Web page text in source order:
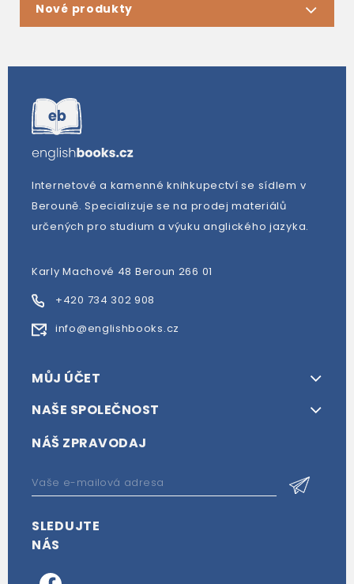
Nové produkty
Internetové a kamenné knihkupectví se sídlem v
Berouně. Specializuje se na prodej materiálů
určených pro studium a výuku anglického jazyka.
Karly Machové 48 Beroun 266 01
+420 734 302 908
info@englishbooks.cz
MŮJ ÚČET
NAŠE SPOLEČNOST
NÁŠ ZPRAVODAJ
SLEDUJTE
NÁS